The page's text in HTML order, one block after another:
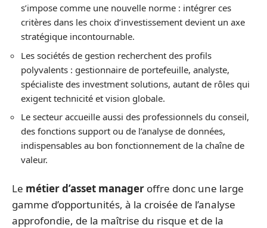
s’impose comme une nouvelle norme : intégrer ces
critères dans les choix d’investissement devient un axe
stratégique incontournable.
Les sociétés de gestion recherchent des profils
polyvalents : gestionnaire de portefeuille, analyste,
spécialiste des investment solutions, autant de rôles qui
exigent technicité et vision globale.
Le secteur accueille aussi des professionnels du conseil,
des fonctions support ou de l’analyse de données,
indispensables au bon fonctionnement de la chaîne de
valeur.
Le métier d’asset manager offre donc une large
gamme d’opportunités, à la croisée de l’analyse
approfondie, de la maîtrise du risque et de la